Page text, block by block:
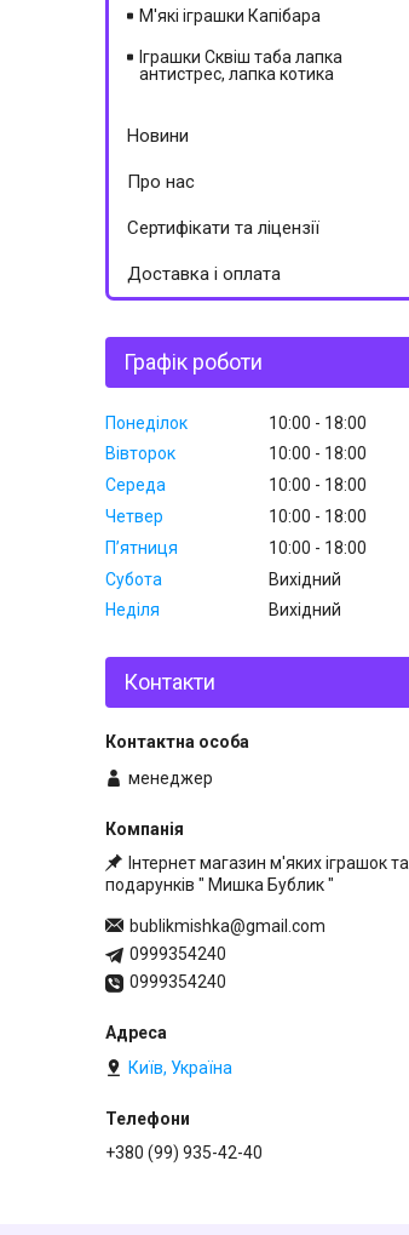
М'які іграшки Капібара
Іграшки Сквіш таба лапка
антистрес, лапка котика
Новини
Про нас
Сертифікати та ліцензії
Доставка і оплата
Графік роботи
Понеділок 10:00
18:00
Вівторок
10:00
18:00
Середа
10:00
18:00
Четвер
10:00
18:00
Пʼятниця
10:00
18:00
Субота
Вихідний
Неділя
Вихідний
Контакти
менеджер
Інтернет магазин м'яких іграшок та
подарунків " Мишка Бублик "
bublikmishka@gmail.com
0999354240
0999354240
Київ, Україна
+380 (99) 935-42-40